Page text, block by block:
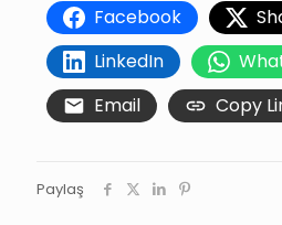
Facebook
LinkedIn
Email
Copy
Paylaş